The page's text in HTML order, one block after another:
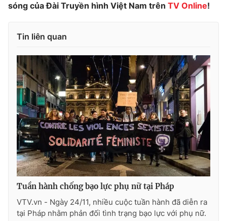
VTV Money VTV Thể thao
VTV Sức khoẻ Bất động sản
Thị trường 24h Tấm lòng Việt
VTV4 Vươn mình bằng AI
sóng của Đài Truyền hình Việt Nam trên TV Online!
Tin liên quan
Tuần hành chống bạo lực phụ nữ tại Pháp
VTV.vn - Ngày 24/11, nhiều cuộc tuần hành đã diễn ra
tại Pháp nhằm phản đối tình trạng bạo lực với phụ nữ.